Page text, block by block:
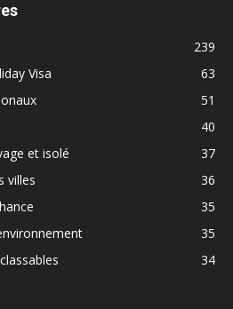
239
Visa
63
51
40
et isolé
37
villes
36
35
35
34